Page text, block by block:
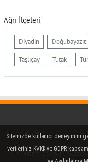
Ağrı İlçeleri
Diyadin Doğubayazıt
Taşlıçay Tutak
Rss Künye
Sitemizde kullanıcı deneyimini
verileriniz KVKK ve GDPR